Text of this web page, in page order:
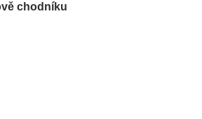
chodníku